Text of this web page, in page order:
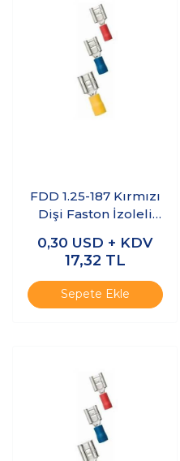
FDD 1.25-187 Kırmızı
Dişi Faston İzoleli
0,30 USD + KDV
17,32 TL
Sepete Ekle